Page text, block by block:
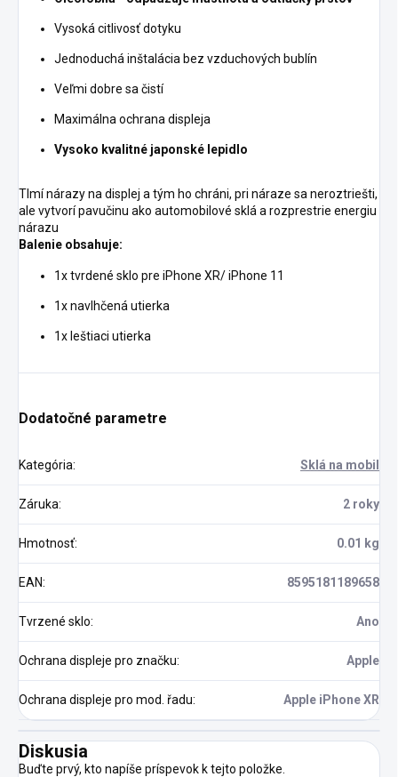
Vysoká citlivosť dotyku
Jednoduchá inštalácia bez vzduchových bublín
Veľmi dobre sa čistí
Maximálna ochrana displeja
Vysoko kvalitné japonské lepidlo
Tlmí nárazy na displej a tým ho chráni, pri náraze sa neroztriešti,
ale vytvorí pavučinu ako automobilové sklá a rozprestrie energiu
nárazu
Balenie obsahuje:
1x tvrdené sklo pre iPhone XR/ iPhone 11
1x navlhčená utierka
1x leštiaci utierka
Dodatočné parametre
Kategória: Sklá na mobil
Záruka: 2 roky
Hmotnosť: 0.01 kg
EAN: 8595181189658
Tvrzené sklo: Ano
Ochrana displeje pro značku: Apple
Ochrana displeje pro mod. řadu: Apple iPhone XR
Diskusia
Buďte prvý, kto napíše príspevok k tejto položke.